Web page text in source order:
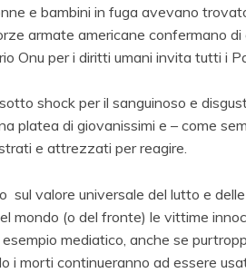
e bambini in fuga avevano
armate americane confermano
Onu per i diritti umani invita tutti i
shock per il sanguinoso e
platea di giovanissimi e – come
e attrezzati per reagire.
sul valore universale del lutto e
mondo (o del fronte) le vittime
mediatico, anche se
i morti continueranno ad essere